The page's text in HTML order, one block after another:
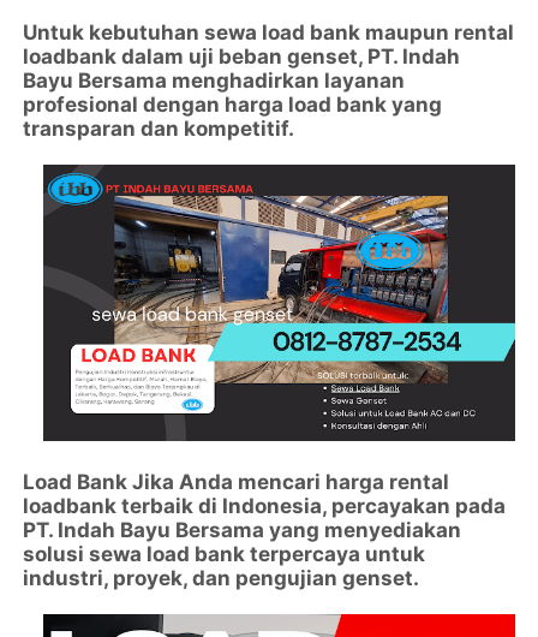
Untuk kebutuhan sewa load bank maupun rental
loadbank dalam uji beban genset, PT. Indah
Bayu Bersama menghadirkan layanan
profesional dengan harga load bank yang
transparan dan kompetitif.
Load Bank Jika Anda mencari harga rental
loadbank terbaik di Indonesia, percayakan pada
PT. Indah Bayu Bersama yang menyediakan
solusi sewa load bank terpercaya untuk
industri, proyek, dan pengujian genset.